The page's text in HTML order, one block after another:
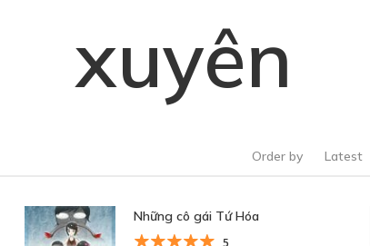
xuyên
Order by Latest
Những cô gái Tứ Hóa
5